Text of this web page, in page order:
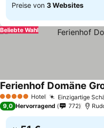
Preise von 3 Websites
Beliebte Wahl
5 Sterne Hotel Einzigartige
Ferienhof Domäne
9,0 Hervorragend 772